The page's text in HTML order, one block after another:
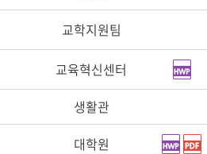
교학지원팀
교육혁신센터
생활관
대학원